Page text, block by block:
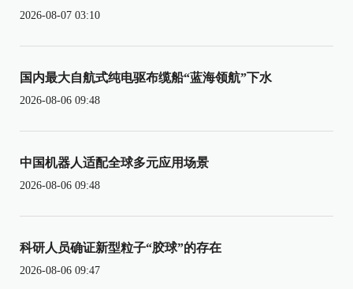
2026-08-07 03:10
国内最大自航式纯电驱布缆船“蓝海领航”下水
2026-08-06 09:48
中国机器人适配全球多元应用场景
2026-08-06 09:48
科研人员确证新型粒子“胶球”的存在
2026-08-06 09:47